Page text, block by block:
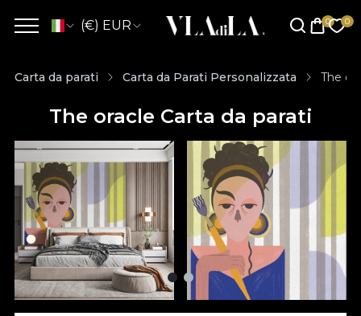
(€) EUR
Carta da parati Carta da Parati Personalizzata The
The oracle Carta da parati